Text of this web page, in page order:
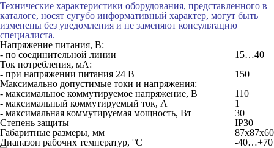
Технические характеристики оборудования, представленного в
каталоге, носят сугубо информативный характер, могут быть
изменены без уведомления и не заменяют консультацию
специалиста.
Напряжение питания, B:
- по соединительной линии
15…40
Ток потребления, мА:
- при напряжении питания 24 В
150
Максимально допустимые токи и напряжения:
- максимальное коммутируемое напряжение, В
110
- максимальный коммутируемый ток, А
1
- максимальная коммутируемая мощность, Вт
30
Степень защиты
IP30
Габаритные размеры, мм
87х87х60
Диапазон рабочих температур, °С
-40…+70